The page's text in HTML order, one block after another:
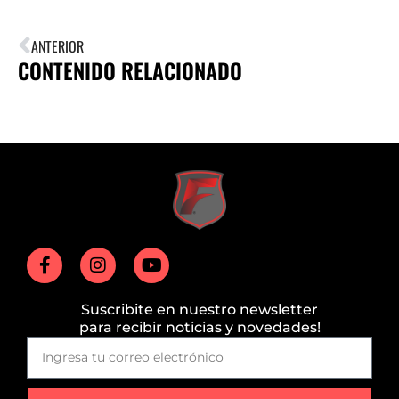
ANTERIOR
CONTENIDO RELACIONADO
Suscribite en nuestro newsletter
para recibir noticias y novedades!